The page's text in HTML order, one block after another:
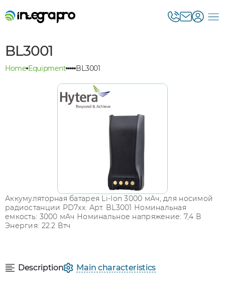
BL3001
Home Equipment BL3001
Аккумуляторная батарея Li-Ion 3000 мАч, для носимой
радиостанции PD7xx. Арт. BL3001 Номинальная
емкость: 3000 мАч Номинальное напряжение: 7,4 В
Энергия: 22.2 Втч
Description Main characteristics